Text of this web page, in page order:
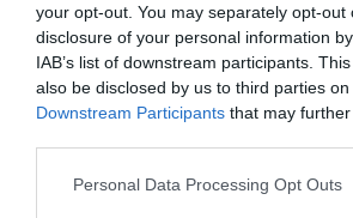
your opt-out. You may separately opt-out
disclosure of your personal information
IAB’s list of downstream participants.
also be disclosed by us to third parties on
Downstream Participants that may
Please note that this website/app uses
Personal Data Processing Opt Outs
ΔΙΑΒΑΣΤΕ ΚΑΙ ΤΑ
Κλασικός Δεκαπενταύγουστος με
θερμοκρασίες και ισχυρά